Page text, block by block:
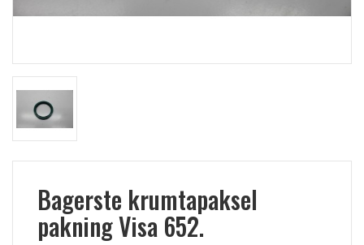
Bagerste krumtapaksel
pakning Visa 652.